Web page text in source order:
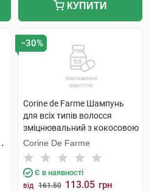
КУПИТИ
−30%
Corine de Farme Шампунь
для всіх типів волосся
зміцнювальний з кокосовою
водою 750 мл 1 флакон
Corine De Farme
Є в наявності
від 161.50 113.05 грн